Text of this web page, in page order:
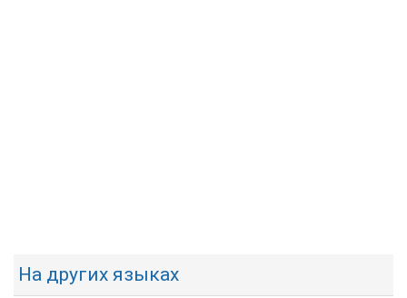
На других языках